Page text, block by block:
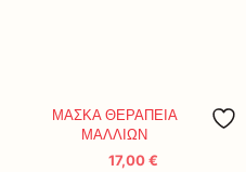
ΜΑΣΚΑ ΘΕΡΑΠΕΙΑ
ΜΑΛΛΙΩΝ
17,00€